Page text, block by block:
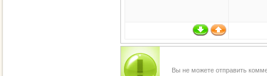
Вы не можете отправить